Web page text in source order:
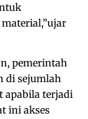
pemerintah
di sejumlah
apabila terjadi
ini akses